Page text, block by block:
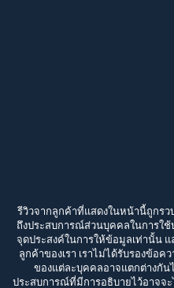
รีวิวจากลูกค้าที่แสดงในหน้านี้ถูกร
ถึงประสบการณ์ส่วนบุคคลในการใช้
จุดประสงค์ในการให้ข้อมูลเท่านั้น
ลูกค้าของเรา เราไม่ได้รับรองข้อ
ของแต่ละบุคคลอาจแตกต่างกัน
ประสบการณ์ที่มีการอธิบายไว้อาจจ